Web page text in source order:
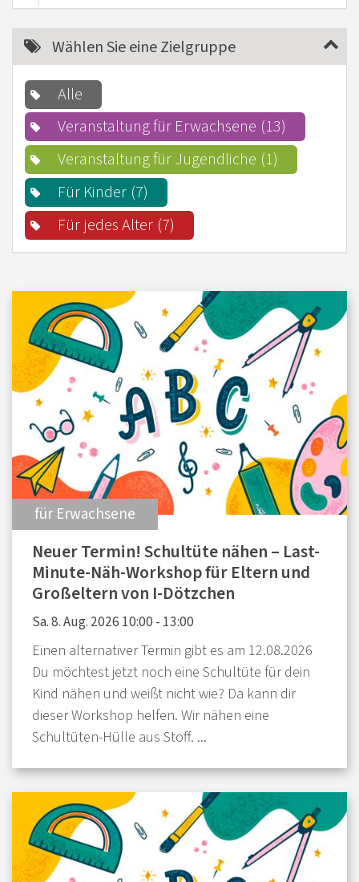
Wählen Sie eine Zielgruppe
Alle
Veranstaltung für Erwachsene 13
Veranstaltung für Jugendliche 1
Für Kinder 7
Für jedes Alter 7
für Erwachsene
Neuer Termin! Schultüte nähen – Last-
Minute-Näh-Workshop für Eltern und
Großeltern von I-Dötzchen
Sa. 8. Aug. 2026 10:00 - 13:00
Einen alternativer Termin gibt es am 12.08.2026
Du möchtest jetzt noch eine Schultüte für dein
Kind nähen und weißt nicht wie? Da kann dir
dieser Workshop helfen. Wir nähen eine
Schultüten-Hülle aus Stoff. ...